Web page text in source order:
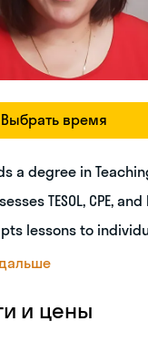
Выбрать время
a degree in
TESOL, CPE,
lessons to
и цены